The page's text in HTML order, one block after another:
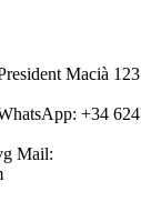
Macià 123
+34 624
Mail: